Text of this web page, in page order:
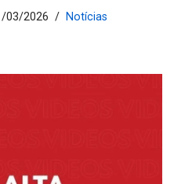
03/2026 Notícias